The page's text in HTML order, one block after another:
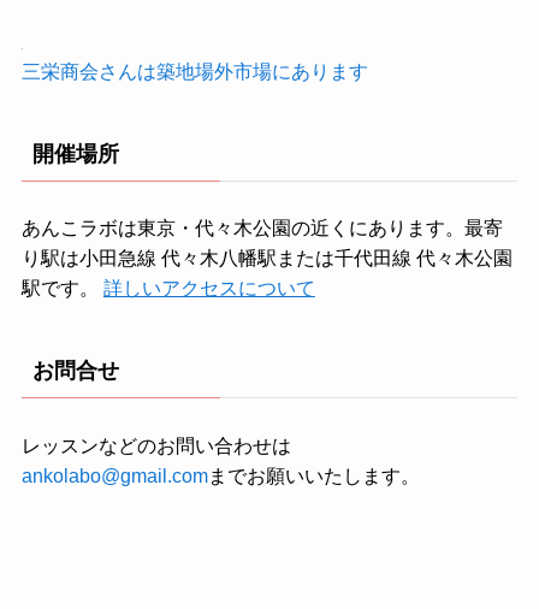
三栄商会さんは築地場外市場にあります
開催場所
あんこラボは東京・代々木公園の近くにあります。最寄
り駅は小田急線 代々木八幡駅または千代田線 代々木公園
駅です。 詳しいアクセスについて
お問合せ
レッスンなどのお問い合わせは
ankolabo@gmail.comまでお願いいたします。